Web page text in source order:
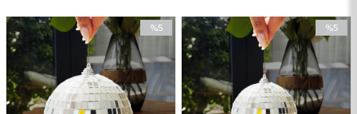
%5
%5İndirim
%5
İndirim